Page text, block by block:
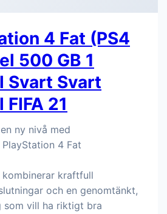
4 Fat (PS4
500 GB 1
Svart Svart
21
ny nivå med
4 Fat
kombinerar kraftfull
och en genomtänkt,
som vill ha riktigt bra